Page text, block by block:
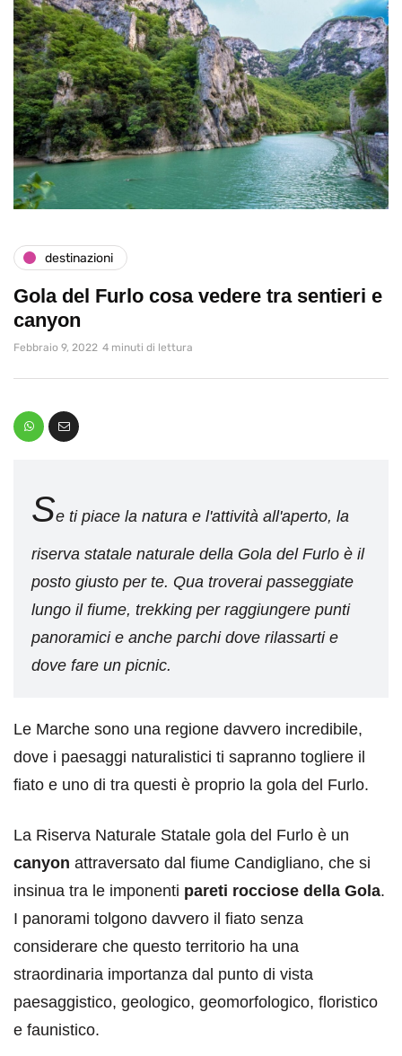
destinazioni
Gola del Furlo cosa vedere tra sentieri e
canyon
Febbraio 9, 2022 4 minuti di lettura
Se ti piace la natura e l'attività all'aperto, la
riserva statale naturale della Gola del Furlo è il
posto giusto per te. Qua troverai passeggiate
lungo il fiume, trekking per raggiungere punti
panoramici e anche parchi dove rilassarti e
dove fare un picnic.
Le Marche sono una regione davvero incredibile,
dove i paesaggi naturalistici ti sapranno togliere il
fiato e uno di tra questi è proprio la gola del Furlo.
La Riserva Naturale Statale gola del Furlo è un
canyon attraversato dal fiume Candigliano, che si
insinua tra le imponenti pareti rocciose della Gola.
I panorami tolgono davvero il fiato senza
considerare che questo territorio ha una
straordinaria importanza dal punto di vista
paesaggistico, geologico, geomorfologico, floristico
e faunistico.